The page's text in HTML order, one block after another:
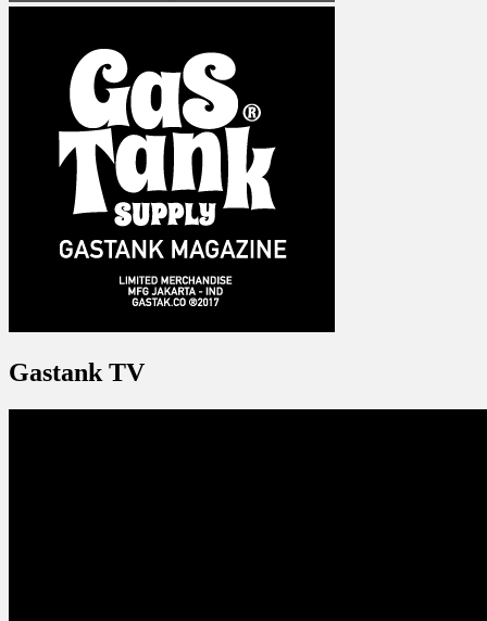
Gastank TV